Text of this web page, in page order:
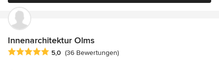
Innenarchitektur Olms
Durchschnittliche Bewertung: 5 von 5 Sternen
5,0 (36 Bewertungen)